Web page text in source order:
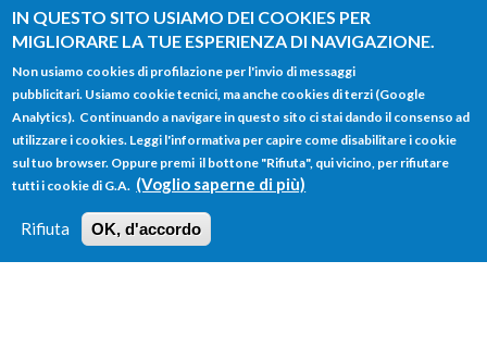
IN QUESTO SITO USIAMO DEI COOKIES PER
MIGLIORARE LA TUE ESPERIENZA DI NAVIGAZIONE.
Non usiamo cookies di profilazione per l'invio di messaggi
pubblicitari. Usiamo cookie tecnici, ma anche cookies di terzi (Google
Analytics). Continuando a navigare in questo sito ci stai dando il consenso ad
utilizzare i cookies. Leggi l'informativa per capire come disabilitare i cookie
sul tuo browser. Oppure premi il bottone "Rifiuta", qui vicino, per rifiutare
tutti i cookie di G.A. (Voglio saperne di più)
Rifiuta OK, d'accordo
Salta al contenuto principale
FORM
DI
RICERCA
Main menu
HOME TUTTI I PROFILI
LOGIN